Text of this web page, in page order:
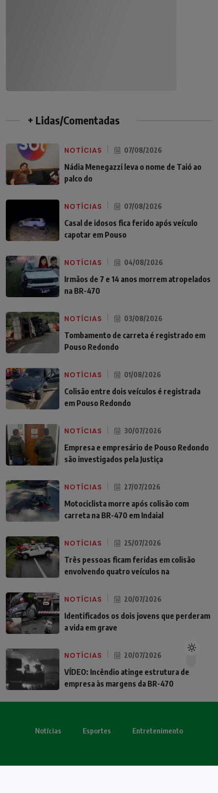
+ Lidas/Comentadas
NOTÍCIAS 07/08/2026
Nádia Menegazzi leva o nome de Taió ao
palco do
NOTÍCIAS 07/08/2026
Casal de idosos fica ferido após veículo
capotar em Pouso
NOTÍCIAS 04/08/2026
Irmãos de 7 e 14 anos morrem atropelados
na BR-470
NOTÍCIAS 03/08/2026
Tombamento de carreta é registrado em
Pouso Redondo
NOTÍCIAS 01/08/2026
Colisão entre dois veículos é registrada
em Pouso Redondo
NOTÍCIAS 30/07/2026
Empresa e empresário de Pouso Redondo
são investigados pela Justiça
NOTÍCIAS 27/07/2026
Motociclista morre após colisão com
carreta na BR-470 em Indaial
NOTÍCIAS 25/07/2026
Três pessoas ficam feridas em colisão
envolvendo quatro veículos na
NOTÍCIAS 20/07/2026
Identificados os dois jovens que perderam
a vida em grave
NOTÍCIAS 20/07/2026
VÍDEO: Incêndio atinge estrutura de
empresa às margens da BR-470
Notícias Esportes Entretenimento